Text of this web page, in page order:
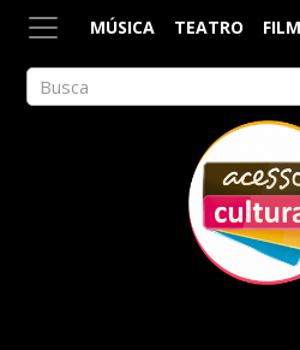
MÚSICA TEATRO